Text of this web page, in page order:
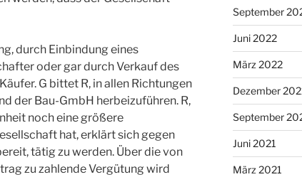
durch Einbindung eines
oder gar durch Verkauf des
G bittet R, in allen Richtungen
der Bau-GmbH herbeizuführen. R,
noch eine größere
hat, erklärt sich gegen
tätig zu werden. Über die von
zu zahlende Vergütung wird
September
Juni 2022
März 2022
Dezember
September
Juni 2021
März 2021